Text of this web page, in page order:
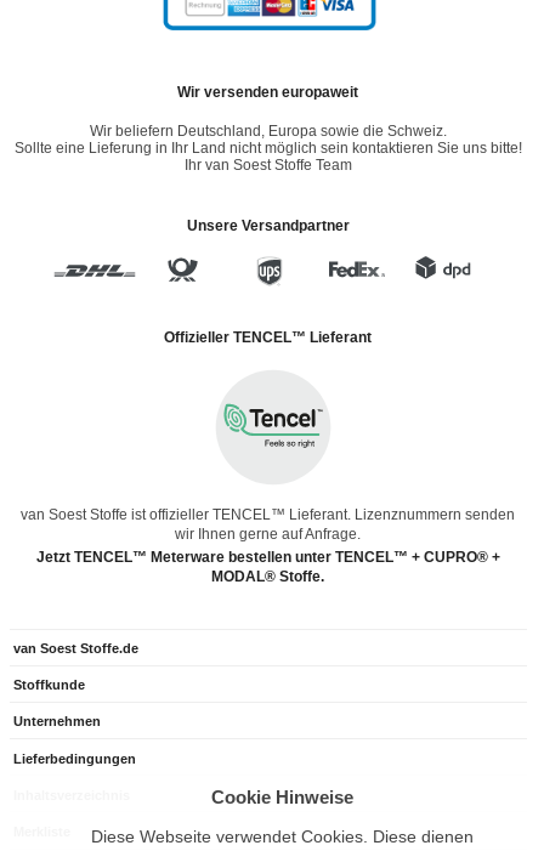
Wir versenden europaweit
Wir beliefern Deutschland, Europa sowie die Schweiz.
Sollte eine Lieferung in Ihr Land nicht möglich sein kontaktieren Sie uns bitte!
Ihr van Soest Stoffe Team
Unsere Versandpartner
Offizieller TENCEL™ Lieferant
van Soest Stoffe ist offizieller TENCEL™ Lieferant. Lizenznummern senden
wir Ihnen gerne auf Anfrage.
Jetzt TENCEL™ Meterware bestellen unter TENCEL™ + CUPRO® +
MODAL® Stoffe.
van Soest Stoffe.de
Stoffkunde
Unternehmen
Lieferbedingungen
Cookie Hinweise
Diese Webseite verwendet Cookies. Diese dienen